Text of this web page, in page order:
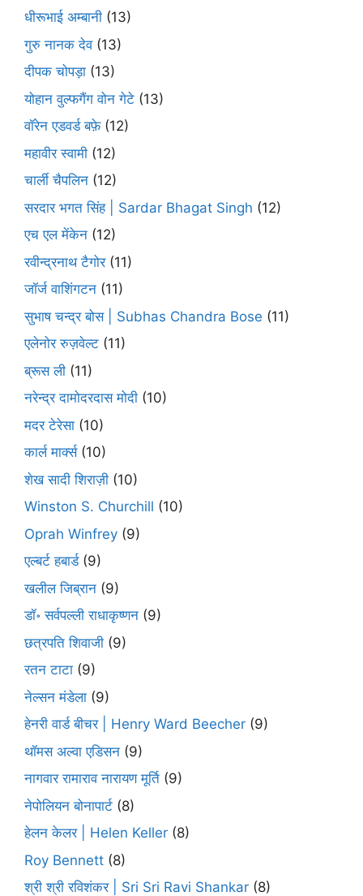
धीरूभाई अम्बानी (13)
गुरु नानक देव(13)
दीपक चोपड़ा (13)
योहान वुल्फगैंग वोन गेटे (13)
वॉरेन एडवर्ड बफ़े(12)
महावीर स्वामी (12)
चार्ली चैपलिन (12)
सरदार भगत सिंह | Sardar Bhagat Singh (12)
एच एल मेंकेन (12)
रवीन्द्रनाथ टैगोर(11)
जॉर्ज वाशिंगटन (11)
सुभाष चन्द्र बोस | Subhas Chandra Bose (11)
एलेनोर रुज़वेल्ट (11)
ब्रूस ली (11)
नरेन्द्र दामोदरदास मोदी (10)
मदर टेरेसा (10)
कार्ल मार्क्स(10)
शेख सादी शिराज़ी (10)
Winston S. Churchill (10)
Oprah Winfrey (9)
एल्बर्ट हबार्ड(9)
खलील जिब्रान (9)
डॉ॰ सर्वपल्ली राधाकृष्णन (9)
छत्रपति शिवाजी (9)
रतन टाटा (9)
नेल्सन मंडेला (9)
हेनरी वार्ड बीचर | Henry Ward Beecher (9)
थॉमस अल्वा एडिसन (9)
नागवार रामाराव नारायण मूर्ति (9)
नेपोलियन बोनापार्ट (8)
हेलन केलर | Helen Keller (8)
Roy Bennett (8)
श्री श्री रविशंकर | Sri Sri Ravi Shankar (8)